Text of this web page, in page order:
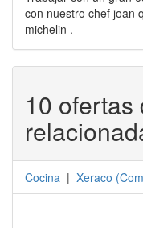
con nuestro chef joan
michelin .
10 ofertas
Cocina | Xeraco (